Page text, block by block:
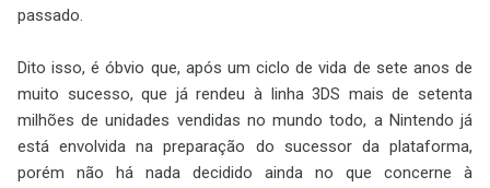
passado.
Dito isso, é óbvio que, após um ciclo de vida de sete anos de
muito sucesso, que já rendeu à linha 3DS mais de setenta
milhões de unidades vendidas no mundo todo, a Nintendo já
está envolvida na preparação do sucessor da plataforma,
porém não há nada decidido ainda no que concerne à